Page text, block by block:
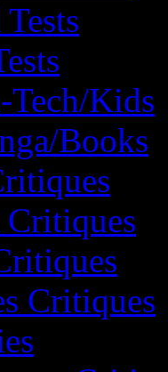
Tech/Kids
Books
Critiques
Critiques